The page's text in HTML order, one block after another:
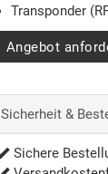
Transponder
Angebot
Sicherheit &
Sichere